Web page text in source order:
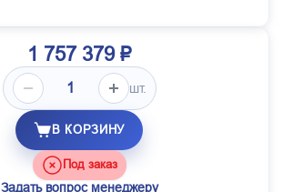
1 757 379 ₽
шт.
В КОРЗИНУ
Под заказ
Задать вопрос менеджеру